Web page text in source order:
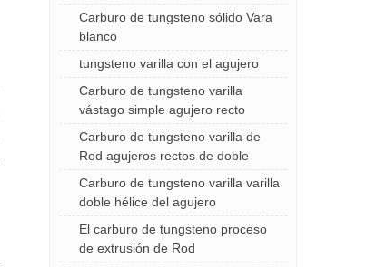
Carburo de tungsteno sólido Vara
blanco
tungsteno varilla con el agujero
Carburo de tungsteno varilla
vástago simple agujero recto
Carburo de tungsteno varilla de
Rod agujeros rectos de doble
Carburo de tungsteno varilla varilla
doble hélice del agujero
El carburo de tungsteno proceso
de extrusión de Rod